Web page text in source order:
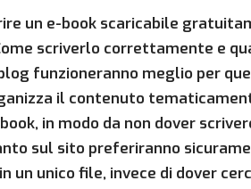
un e-book scaricabile
scriverlo correttamente e
funzioneranno meglio per
il contenuto
in modo da non dover
sul sito preferiranno
un unico file, invece di dover